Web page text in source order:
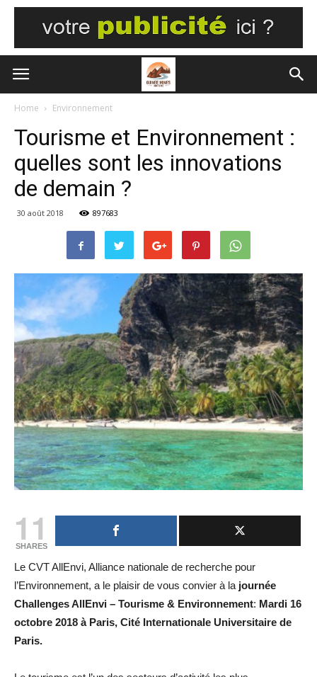
Home Environnement
Tourisme et Environnement :
quelles sont les innovations
de demain ?
30 août 2018 897683
11
SHARES
Le CVT AllEnvi, Alliance nationale de recherche pour
l’Environnement, a le plaisir de vous convier à la journée
Challenges AllEnvi – Tourisme & Environnement: Mardi 16
octobre 2018 à Paris, Cité Internationale Universitaire de
Paris.